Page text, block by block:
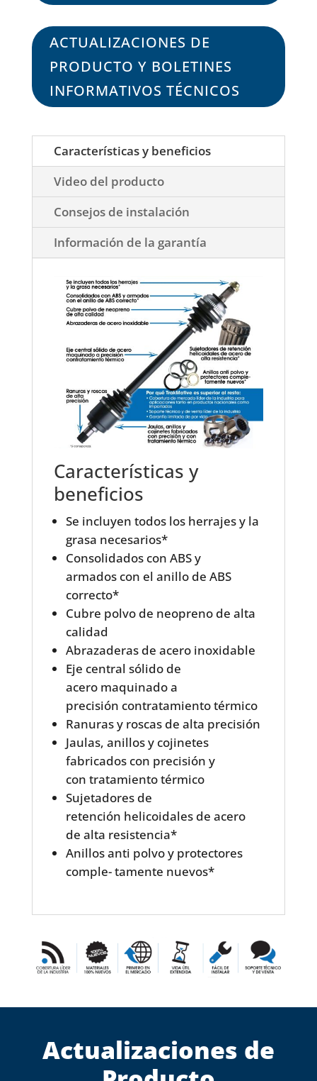
ACTUALIZACIONES DE
PRODUCTO Y BOLETINES
INFORMATIVOS TÉCNICOS
Características y beneficios
Video del producto
Consejos de instalación
Información de la garantía
Características y
beneficios
Se incluyen todos los herrajes y la
grasa necesarios*
Consolidados con ABS y
armados con el anillo de ABS
correcto*
Cubre polvo de neopreno de alta
calidad
Abrazaderas de acero inoxidable
Eje central sólido de
acero maquinado a
precisión contratamiento térmico
Ranuras y roscas de alta precisión
Jaulas, anillos y cojinetes
fabricados con precisión y
con tratamiento térmico
Sujetadores de
retención helicoidales de acero
de alta resistencia*
Anillos anti polvo y protectores
comple- tamente nuevos*
Actualizaciones de